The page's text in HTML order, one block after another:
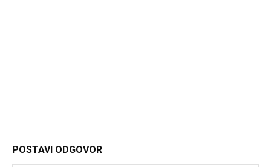
POSTAVI ODGOVOR